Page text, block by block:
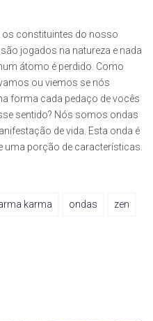
constituintes do nosso
jogados na natureza e nada
átomo é perdido. Como
ou viemos se nós
forma cada pedaço de vocês
sentido? Nós somos ondas
de vida. Esta onda é
uma porção de características.
karma ondas zen